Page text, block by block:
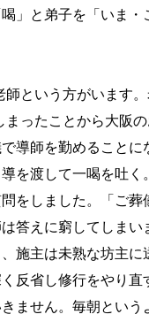
」と弟子を「いま・
という方がいます
ったことから大阪
導師を勤めることに
を渡して一喝を吐く
をしました。「ご葬
答えに窮してしまい
施主は未熟な坊主に
反省し修行をやり直
ません。毎朝という